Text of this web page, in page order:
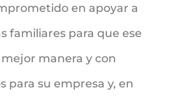
en apoyar a
familiares para que ese
manera y con
para su empresa y, en